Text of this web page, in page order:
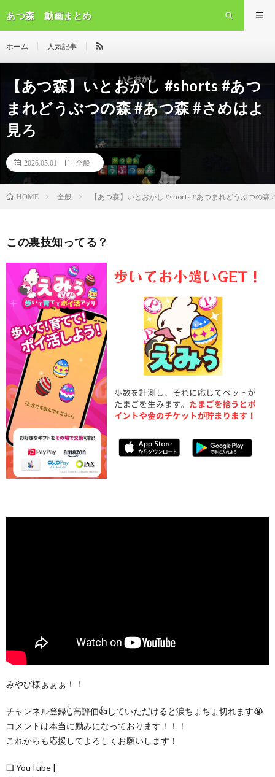
あつ森 動画まとめ
ホーム 人気記事
【あつ森】いとおかし #shorts #あつ
まれどうぶつの森 #あつ森 #さめはよ
見ろ
2026.05.01 全般
HOME 全般 【あつ森】いとおかし #shorts #あつまれどうぶつの森
この裏技知ってる？
みやび様ぁぁぁ！！
チャンネル登録👆高評価👍していただけると涙ちょちょ切れます😭
コメントは本当に励みになっております！！！
これからも応援してよろしくお願いします！
❏ YouTube |